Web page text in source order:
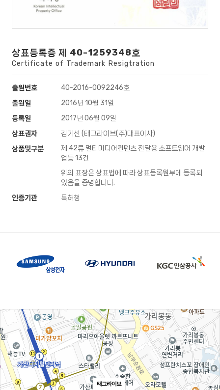
상표등록증 제 40-1259348호
Certificate of Trademark Resigtration
출원번호
40-2016-0092246호
출원일
2016년 10월 31일
등록일
2017년 06월 09일
상표권자
김기선 (태그라이브(주)대표이사)
상품및구분
제 42류 멀티미디어컨텐츠 전달용 소프트웨어 개발
업등 13건
위의 표장은 상표법에 따라 상표등록원부에 등록되
었음을 증명합니다.
인증기관
특허청
태그라이브